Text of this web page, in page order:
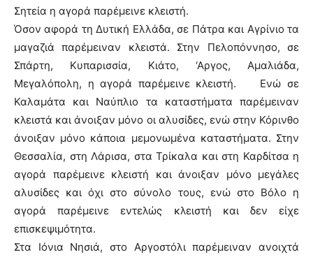
Σητεία η αγορά παρέμεινε κλειστή.
Όσον αφορά τη Δυτική Ελλάδα, σε Πάτρα και Αγρίνιο τα
μαγαζιά παρέμειναν κλειστά. Στην Πελοπόννησο, σε
Σπάρτη, Κυπαρισσία, Κιάτο, ‘Αργος, Αμαλιάδα,
Μεγαλόπολη, η αγορά παρέμεινε κλειστή. Ενώ σε
Καλαμάτα και Ναύπλιο τα καταστήματα παρέμειναν
κλειστά και άνοιξαν μόνο οι αλυσίδες, ενώ στην Κόρινθο
άνοιξαν μόνο κάποια μεμονωμένα καταστήματα. Στην
Θεσσαλία, στη Λάρισα, στα Τρίκαλα και στη Καρδίτσα η
αγορά παρέμεινε κλειστή και άνοιξαν μόνο μεγάλες
αλυσίδες και όχι στο σύνολο τους, ενώ στο Βόλο η
αγορά παρέμεινε εντελώς κλειστή και δεν είχε
επισκεψιμότητα.
Στα Ιόνια Νησιά, στο Αργοστόλι παρέμειναν ανοιχτά